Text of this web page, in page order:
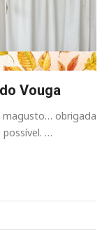
Vouga
magusto… obrigada
…